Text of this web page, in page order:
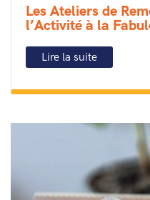
Les Ateliers de
l’Activité à la
Lire la suite